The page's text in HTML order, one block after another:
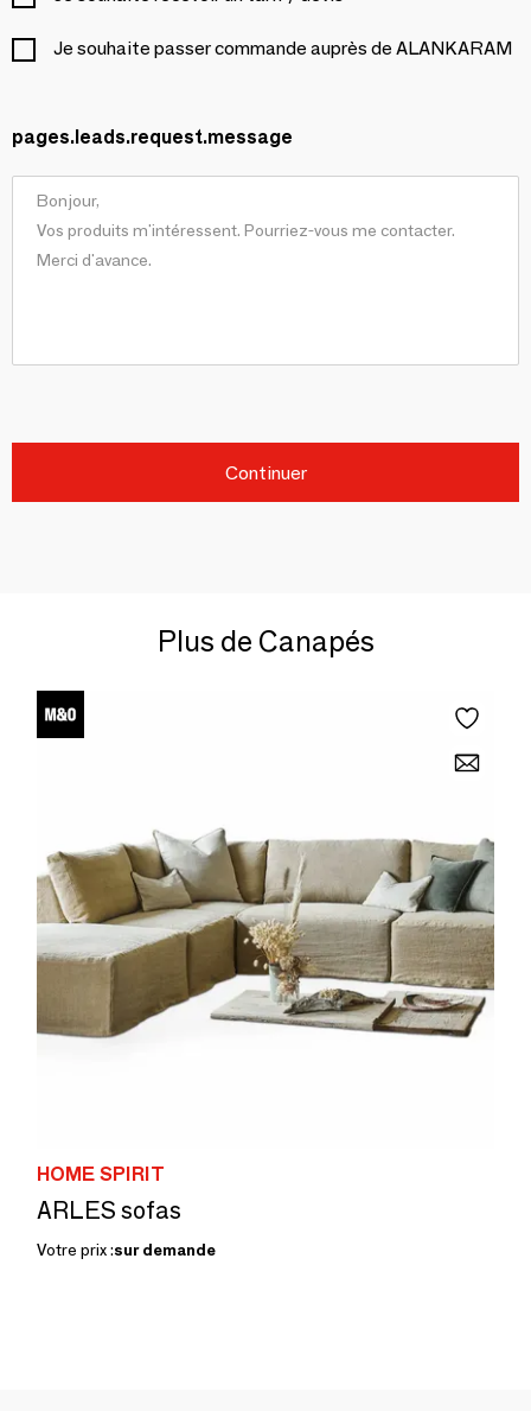
Je souhaite passer commande auprès de ALANKARAM
pages.leads.request.message
Continuer
Plus de Canapés
HOME SPIRIT
ARLES sofas
Votre prix :sur demande